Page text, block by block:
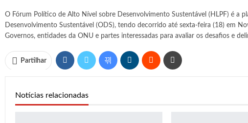
O Fórum Político de Alto Nível sobre Desenvolvimento Sustentável (HLPF) é a
Desenvolvimento Sustentável (ODS), tendo decorrido até sexta-feira (18) em
Governos, entidades da ONU e partes interessadas para avaliar os desafios e
Partilhar
Notícias relacionadas